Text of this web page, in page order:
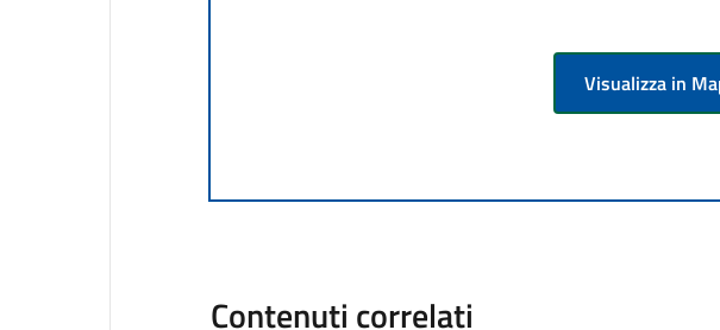
Visualizza in
Contenuti correlati